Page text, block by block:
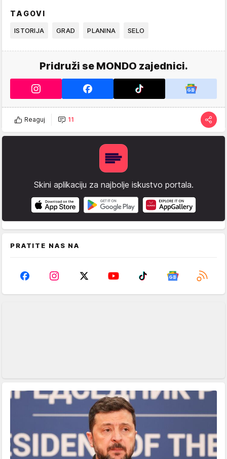
TAGOVI
ISTORIJA GRAD PLANINA SELO
Pridruži se MONDO zajednici.
Reaguj 11
Skini aplikaciju za najbolje iskustvo portala.
PRATITE NAS NA